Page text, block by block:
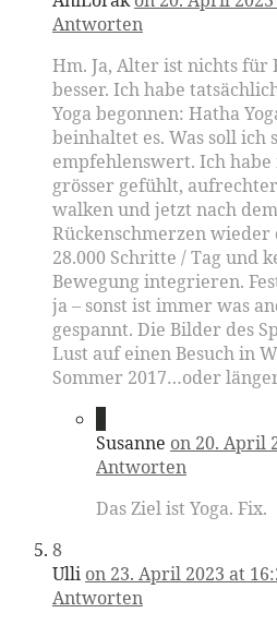
Antworten
Hm. Ja, Alter ist nichts
besser. Ich habe
Yoga begonnen: Hatha
beinhaltet es. Was soll ich
empfehlenswert. Ich habe
grösser gefühlt,
walken und jetzt nach
Rückenschmerzen wieder
28.000 Schritte / Tag und
Bewegung integrieren.
ja – sonst ist immer was
gespannt. Die Bilder des
Lust auf einen Besuch in
Sommer 2017…oder
Susanne on 20. April
Antworten
Das Ziel ist Yoga. Fix.
8
Ulli on 23. April 2023 at
Antworten